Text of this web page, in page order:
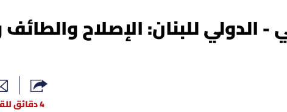
- الدولي للبنان: الإصلاح والطائف
4 دقائق للقراءة